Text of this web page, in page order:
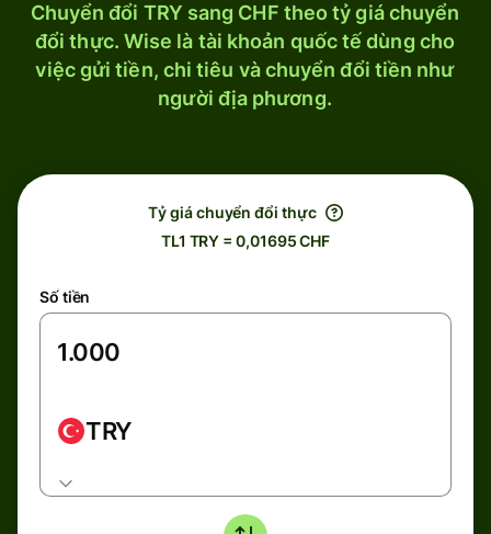
Chuyển đổi TRY sang CHF theo tỷ giá chuyển
đổi thực. Wise là tài khoản quốc tế dùng cho
việc gửi tiền, chi tiêu và chuyển đổi tiền như
người địa phương.
Tỷ giá chuyển đổi thực
TL1 TRY = 0,01695 CHF
Số tiền
TRY